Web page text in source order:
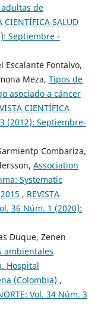
de
CIENTÍFICA SALUD
Septiembre -
Escalante Fontalvo,
Meza, Tipos de
asociado a cáncer
CIENTÍFICA
(2012): Septiembre-
Combariza,
Association
Systematic
, REVISTA
36 Núm. 1 (2020):
Duque, Zenen
ambientales
Hospital
(Colombia) ,
Vol. 34 Núm. 3